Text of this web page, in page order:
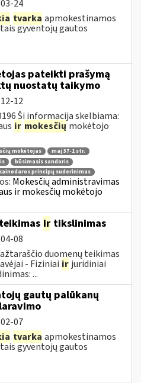
24
tvarka apmokestinamos
gyventojų gautos
pateikti prašymą
nuostatų taikymo
12
Ši informacija skelbiama:
ir mokesčių mokėtojo
mokėtojas
maį 37-1 str.
būsimasis sandoris
principų suderinimas
Mokesčių administravimas
ir mokesčių mokėtojo
ir tikslinimas
08
duomenų teikimas
- Fiziniai ir juridiniai
...
gautų palūkanų
07
tvarka apmokestinamos
gyventojų gautos